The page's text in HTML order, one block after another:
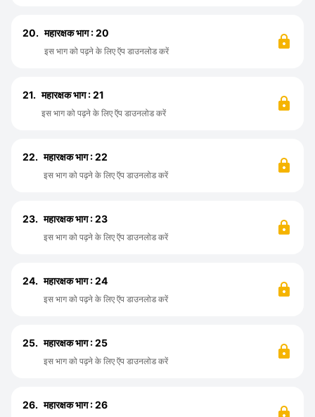
20. महारक्षक भाग : 20
इस भाग को पढ़ने के लिए ऍप डाउनलोड करें
21. महारक्षक भाग : 21
इस भाग को पढ़ने के लिए ऍप डाउनलोड करें
22. महारक्षक भाग : 22
इस भाग को पढ़ने के लिए ऍप डाउनलोड करें
23. महारक्षक भाग : 23
इस भाग को पढ़ने के लिए ऍप डाउनलोड करें
24. महारक्षक भाग : 24
इस भाग को पढ़ने के लिए ऍप डाउनलोड करें
25. महारक्षक भाग : 25
इस भाग को पढ़ने के लिए ऍप डाउनलोड करें
26. महारक्षक भाग : 26